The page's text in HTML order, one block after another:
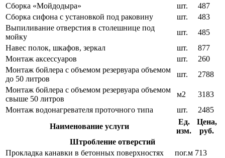
Сборка «Мойдодыра»
шт.
487
Сборка сифона с установкой под раковину
шт.
483
Выпиливание отверстия в столешнице под
мойку
шт.
485
Навес полок, шкафов, зеркал
шт.
877
Монтаж аксессуаров
шт.
260
Монтаж бойлера с объемом резервуара объемом
до 50 литров
шт.
2788
Монтаж бойлера с объемом резервуара объемом
свыше 50 литров
м2
3183
Монтаж водонагревателя проточного типа
шт.
2485
Наименование услуги
Ед.
изм.
Цена,
руб.
Штробление отверстий
Прокладка канавки в бетонных поверхностях
пог.м 713